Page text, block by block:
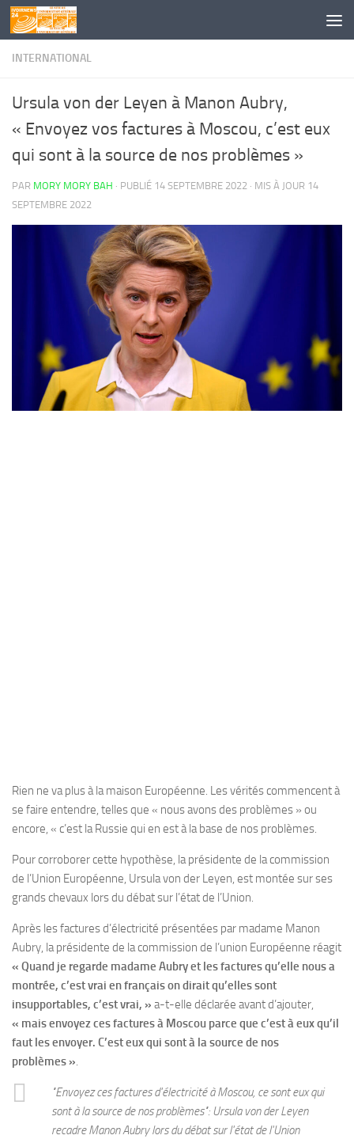
Skip to content
INTERNATIONAL
Ursula von der Leyen à Manon Aubry,
« Envoyez vos factures à Moscou, c’est eux
qui sont à la source de nos problèmes »
PAR MORY MORY BAH · PUBLIÉ 14 SEPTEMBRE 2022 · MIS À JOUR 14
SEPTEMBRE 2022
Rien ne va plus à la maison Européenne. Les vérités commencent à
se faire entendre, telles que « nous avons des problèmes » ou
encore, « c’est la Russie qui en est à la base de nos problèmes.
Pour corroborer cette hypothèse, la présidente de la commission
de l’Union Européenne, Ursula von der Leyen, est montée sur ses
grands chevaux lors du débat sur l’état de l’Union.
Après les factures d’électricité présentées par madame Manon
Aubry, la présidente de la commission de l’union Européenne réagit
« Quand je regarde madame Aubry et les factures qu’elle nous a
montrée, c’est vrai en français on dirait qu’elles sont
insupportables, c’est vrai, » a-t-elle déclarée avant d’ajouter,
« mais envoyez ces factures à Moscou parce que c’est à eux qu’il
faut les envoyer. C’est eux qui sont à la source de nos
problèmes ».
"Envoyez ces factures d'électricité à Moscou, ce sont eux qui
sont à la source de nos problèmes": Ursula von der Leyen
recadre Manon Aubry lors du débat sur l'état de l'Union